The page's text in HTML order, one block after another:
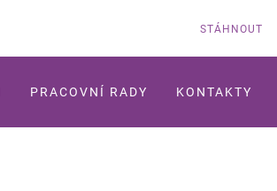
STÁHNOUT
PRACOVNÍ RADY KONTAKTY